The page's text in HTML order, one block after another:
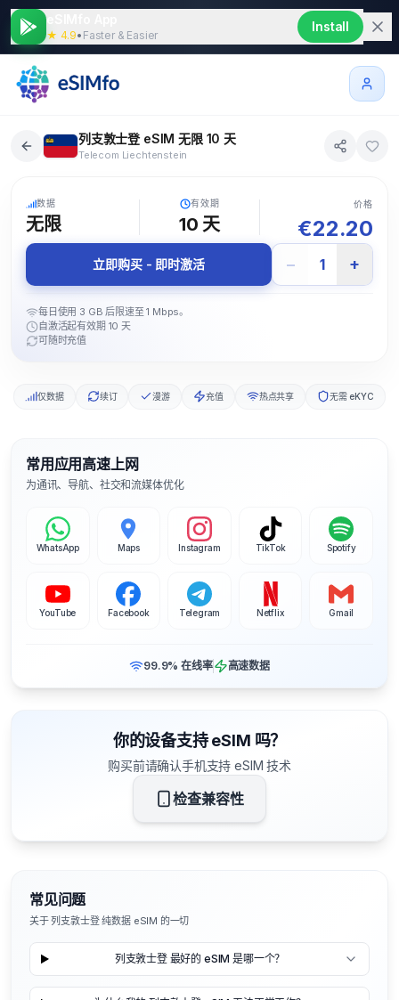
★ 4.9• Faster & Easier
Install
列支敦士登 eSIM 无限 10 天
Telecom Liechtenstein
数据
无限
有效期
10 天
价格
€22.20
立即购买 - 即时激活 − 1 +
每日使用 3 GB 后限速至 1 Mbps。
自激活起有效期 10 天
可随时充值
仅数据 续订 漫游 充值 热点共享 无需 eKYC
常用应用高速上网
为通讯、导航、社交和流媒体优化
WhatsApp Maps Instagram TikTok Spotify
YouTube Facebook Telegram Netflix Gmail
99.9% 在线率 高速数据
你的设备支持 eSIM 吗？
购买前请确认手机支持 eSIM 技术
检查兼容性
常见问题
关于 列支敦士登 纯数据 eSIM 的一切
列支敦士登 最好的 eSIM 是哪一个？